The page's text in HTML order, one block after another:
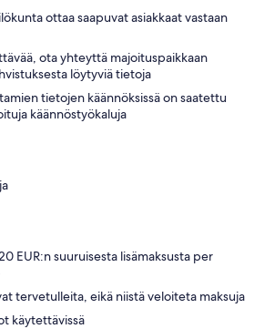
ottaa saapuvat asiakkaat vastaan
ota yhteyttä majoituspaikkaan
löytyviä tietoja
tietojen käännöksissä on saatettu
käännöstyökaluja
EUR:n suuruisesta lisämaksusta per
tervetulleita, eikä niistä veloiteta maksuja
käytettävissä